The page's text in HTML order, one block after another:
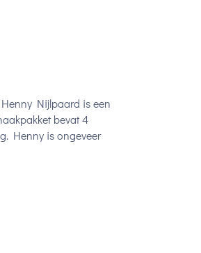
Nijlpaard is een
bevat 4
Henny is ongeveer